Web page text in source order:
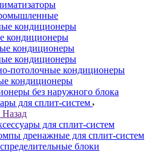
кондиционеры
кондиционеры
кондиционеры
кондиционеры
потолочные кондиционеры
кондиционеры
без наружного блока
для сплит-систем
Назад
для сплит-систем
дренажные для сплит-систем
блоки